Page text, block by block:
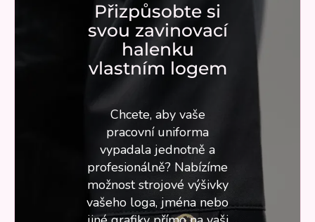
Přizpůsobte si
svou zavinovací
halenku
vlastním logem
Chcete, aby vaše
pracovní uniforma
vypadala jednotně a
profesionálně? Nabízíme
možnost strojové výšivky
vašeho loga, jména nebo